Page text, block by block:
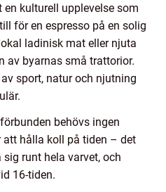
kulturell upplevelse som
för en espresso på en solig
ladinisk mat eller njuta
av byarnas små trattorior.
sport, natur och njutning
behövs ingen
att hålla koll på tiden – det
runt hela varvet, och
16-tiden.